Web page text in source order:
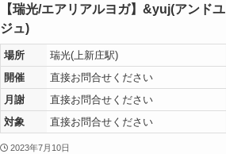
【瑞光/エアリアルヨガ⁡】&yuj(アンドユ
ジュ)
場所
瑞光(上新庄駅)
開催
直接お問合せください
月謝
直接お問合せください
対象
直接お問合せください
2023年7月10日